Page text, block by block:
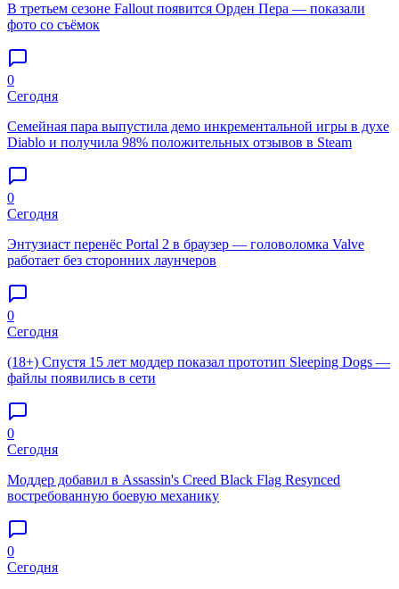
В третьем сезоне Fallout появится Орден Пера — показали
фото со съёмок
0
Сегодня
Семейная пара выпустила демо инкрементальной игры в духе
Diablo и получила 98% положительных отзывов в Steam
0
Сегодня
Энтузиаст перенёс Portal 2 в браузер — головоломка Valve
работает без сторонних лаунчеров
0
Сегодня
(18+) Спустя 15 лет моддер показал прототип Sleeping Dogs —
файлы появились в сети
0
Сегодня
Моддер добавил в Assassin's Creed Black Flag Resynced
востребованную боевую механику
0
Сегодня